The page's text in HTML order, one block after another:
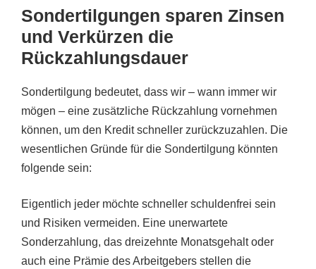
Sondertilgungen sparen Zinsen
und Verkürzen die
Rückzahlungsdauer
Sondertilgung bedeutet, dass wir – wann immer wir
mögen – eine zusätzliche Rückzahlung vornehmen
können, um den Kredit schneller zurückzuzahlen. Die
wesentlichen Gründe für die Sondertilgung könnten
folgende sein:
Eigentlich jeder möchte schneller schuldenfrei sein
und Risiken vermeiden. Eine unerwartete
Sonderzahlung, das dreizehnte Monatsgehalt oder
auch eine Prämie des Arbeitgebers stellen die